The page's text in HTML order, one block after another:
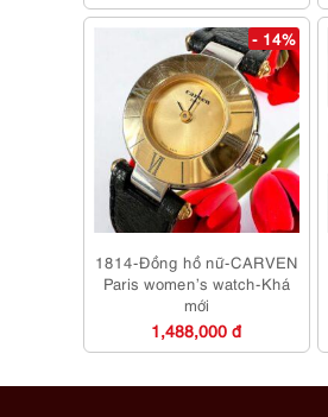
- 14%
1814-Đồng hồ nữ-CARVEN
Paris women’s watch-Khá
mới
1,488,000 đ